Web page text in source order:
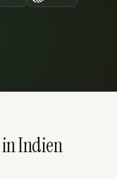
Indien